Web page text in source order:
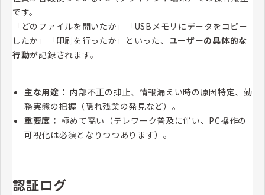
です。
「どのファイルを開いたか」「USBメモリにデータをコピー
したか」「印刷を行ったか」といった、 ユーザーの具体的な
行動が記録されます。
主な用途： 内部不正の抑止、情報漏えい時の原因特定、勤
務実態の把握（隠れ残業の発見など）。
重要度： 極めて高い（テレワーク普及に伴い、PC操作の
可視化は必須となりつつあります）。
認証ログ